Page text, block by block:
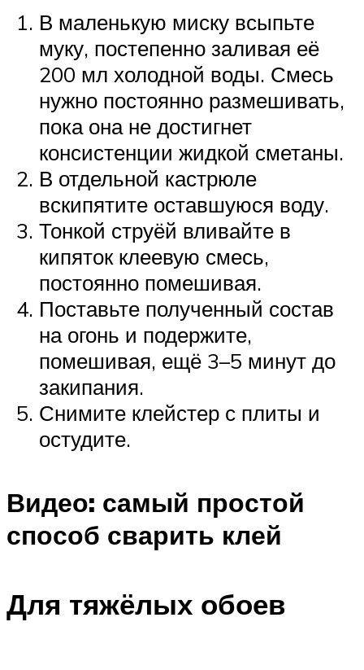
В маленькую миску всыпьте
муку, постепенно заливая её
200 мл холодной воды. Смесь
нужно постоянно размешивать,
пока она не достигнет
консистенции жидкой сметаны.
В отдельной кастрюле
вскипятите оставшуюся воду.
Тонкой струёй вливайте в
кипяток клеевую смесь,
постоянно помешивая.
Поставьте полученный состав
на огонь и подержите,
помешивая, ещё 3–5 минут до
закипания.
Снимите клейстер с плиты и
остудите.
Видео: самый простой
способ сварить клей
Для тяжёлых обоев